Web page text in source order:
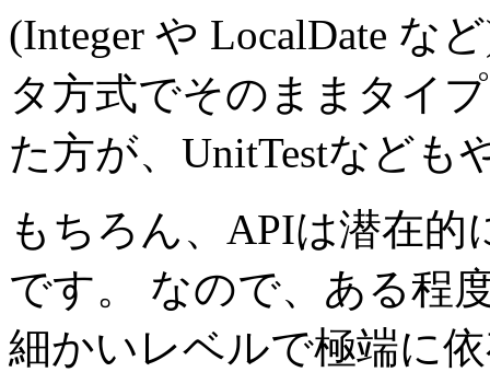
(Integer や LocalDate な
タ方式でそのままタイ
た方が、UnitTestなども
もちろん、APIは潜在
です。 なので、ある程
細かいレベルで極端に